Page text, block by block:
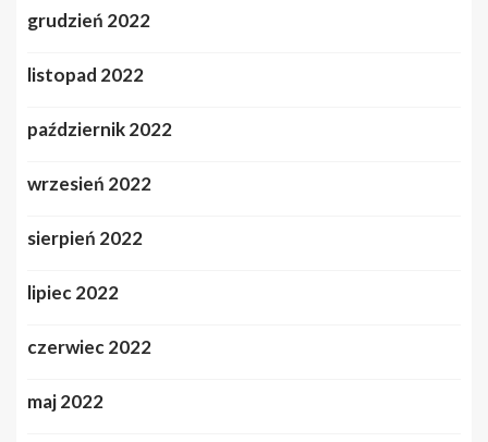
grudzień 2022
listopad 2022
październik 2022
wrzesień 2022
sierpień 2022
lipiec 2022
czerwiec 2022
maj 2022